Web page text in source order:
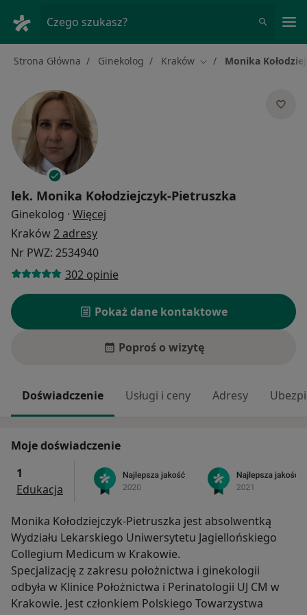
Czego szukasz?
Strona Główna Ginekolog Kraków Zmień miasto
Monika
lek. Monika Kołodziejczyk-Pietruszka
Ginekolog · Więcej
Kraków2 adresy
Nr PWZ: 2534940
302 opinie
Pokaż dane kontaktowe
Poproś o wizytę
Doświadczenie Usługi i ceny Adresy
Moje doświadczenie
1
Edukacja
Monika Kołodziejczyk-Pietruszka jest absolwentką
Wydziału Lekarskiego Uniwersytetu Jagiellońskiego
Collegium Medicum w Krakowie.
Specjalizację z zakresu położnictwa i ginekologii
odbyła w Klinice Położnictwa i Perinatologii UJ CM w
Krakowie. Jest członkiem Polskiego Towarzystwa